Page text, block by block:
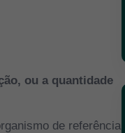
ou a quantidade
de referência